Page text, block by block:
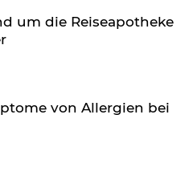
um die Reiseapotheke
von Allergien bei